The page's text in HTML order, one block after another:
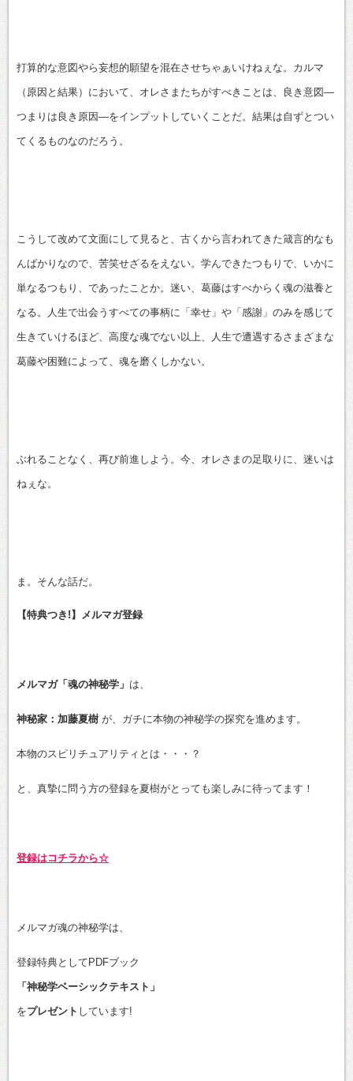
打算的な意図やら妄想的願望を混在させちゃぁいけねぇな。カルマ
（原因と結果）において、オレさまたちがすべきことは、良き意図―
つまりは良き原因―をインプットしていくことだ。結果は自ずとつい
てくるものなのだろう。
こうして改めて文面にして見ると、古くから言われてきた箴言的なも
んばかりなので、苦笑せざるをえない。学んできたつもりで、いかに
単なるつもり、であったことか。迷い、葛藤はすべからく魂の滋養と
なる。人生で出会うすべての事柄に「幸せ」や「感謝」のみを感じて
生きていけるほど、高度な魂でない以上、人生で遭遇するさまざまな
葛藤や困難によって、魂を磨くしかない。
ぶれることなく、再び前進しよう。今、オレさまの足取りに、迷いは
ねぇな。
ま。そんな話だ。
【特典つき!】メルマガ登録
メルマガ「魂の神秘学」 は、
神秘家：加藤夏樹 が、ガチに本物の神秘学の探究を進めます。
本物のスピリチュアリティとは・・・？
と、真摯に問う方の登録を夏樹がとっても楽しみに待ってます！
登録はコチラから☆
メルマガ魂の神秘学は、
登録特典としてPDFブック
「神秘学ベーシックテキスト」
をプレゼント しています!